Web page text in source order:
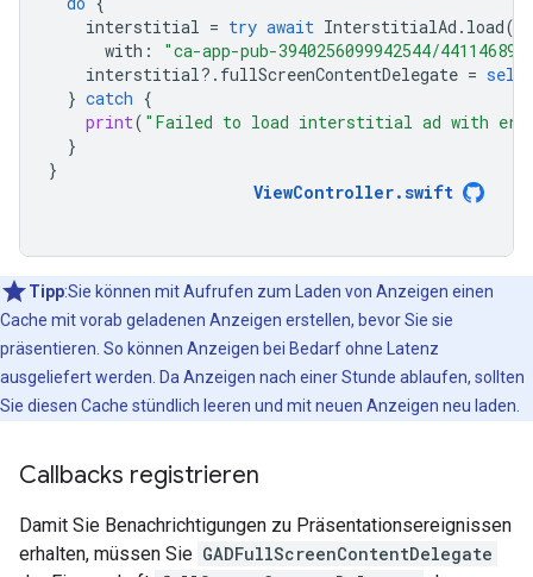
interstitial = try await InterstitialAd . load(
with :
"ca-app-pub-3940256099942544/
interstitial?. fullScreenContentDelegate = self
} catch {
print( "Failed to load interstitial ad with
}
}
ViewController.swift
Tipp:Sie können mit Aufrufen zum Laden von Anzeigen einen
Cache mit vorab geladenen Anzeigen erstellen, bevor Sie sie
präsentieren. So können Anzeigen bei Bedarf ohne Latenz
ausgeliefert werden. Da Anzeigen nach einer Stunde ablaufen, sollten
Sie diesen Cache stündlich leeren und mit neuen Anzeigen neu laden.
Callbacks registrieren
Damit Sie Benachrichtigungen zu Präsentationsereignissen
erhalten, müssen Sie GADFullScreenContentDelegate